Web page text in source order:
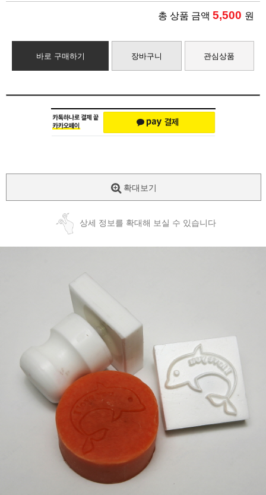
총 상품 금액 5,500 원
바로 구매하기 장바구니 관심상품
확대보기
상세 정보를 확대해 보실 수 있습니다